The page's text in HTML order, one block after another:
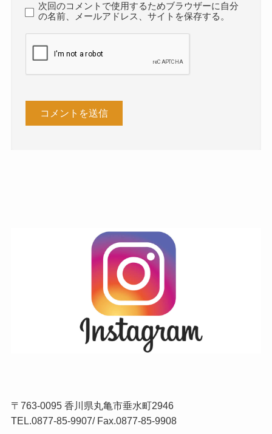
次回のコメントで使用するためブラウザーに自分
の名前、メールアドレス、サイトを保存する。
〒763-0095 香川県丸亀市垂水町2946
TEL. 0877-85-9907/ Fax.0877-85-9908